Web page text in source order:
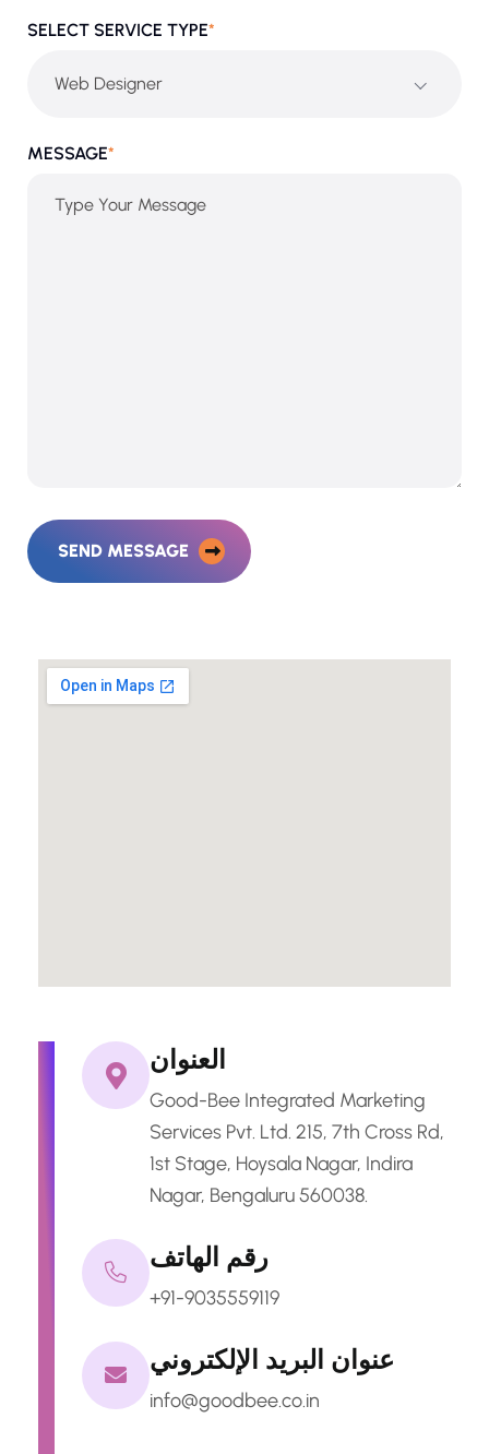
SELECT SERVICE TYPE*
Web Designer
MESSAGE*
SEND MESSAGE
العنوان
Good-Bee Integrated Marketing
Services Pvt. Ltd. 215, 7th Cross Rd,
1st Stage, Hoysala Nagar, Indira
Nagar, Bengaluru 560038.
رقم الهاتف
+91-9035559119
عنوان البريد الإلكتروني
info@goodbee.co.in